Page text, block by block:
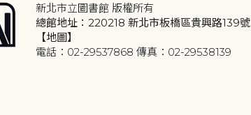
新北市立圖書館 版權所有
總館地址：220218 新北市板橋區貴興路139號
【地圖】
電話：02-29537868 傳真：02-29538139